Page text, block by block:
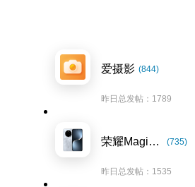
爱摄影 (844)
昨日总发帖：1789
荣耀Magic7系列 (735)
昨日总发帖：1535